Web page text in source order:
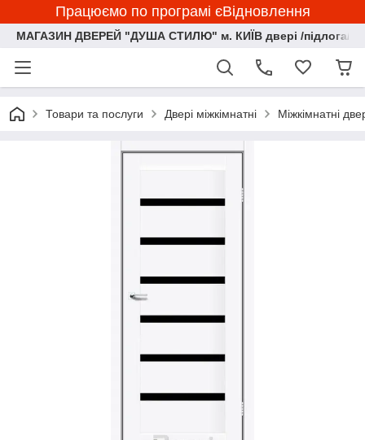
Працюємо по програмі єВідновлення
МАГАЗИН ДВЕРЕЙ "ДУША СТИЛЮ" м. КИЇВ двері /підлога/
Товари та послуги Двері міжкімнатні Міжкімнатні